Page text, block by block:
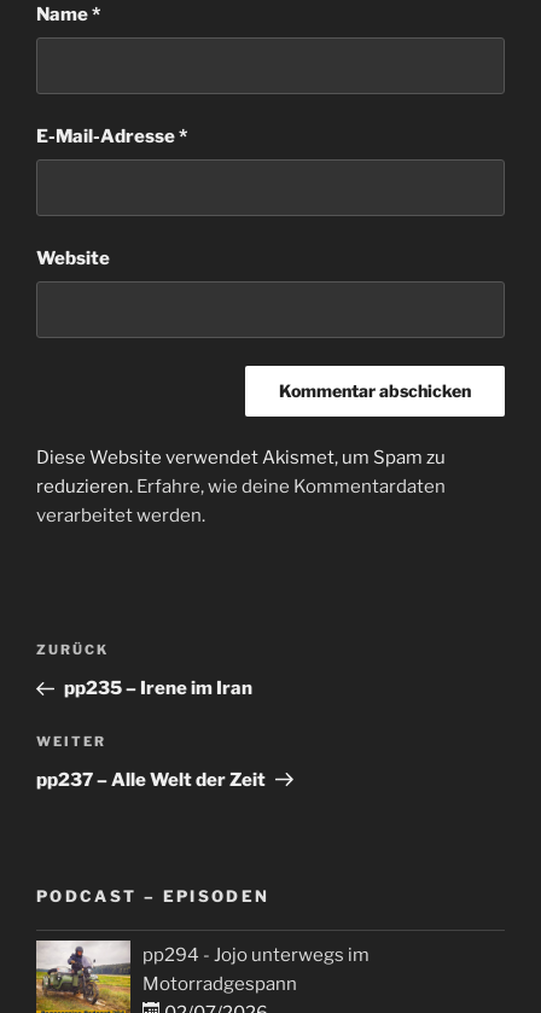
Name*
E-Mail-Adresse*
Website
Diese Website verwendet Akismet, um Spam zu
reduzieren. Erfahre, wie deine Kommentardaten
verarbeitet werden.
Beitragsnavigation
Vorheriger
Beitrag
ZURÜCK
pp235 – Irene im Iran
Nächster
Beitrag
WEITER
pp237 – Alle Welt der Zeit
PODCAST – EPISODEN
pp294 - Jojo unterwegs im
Motorradgespann